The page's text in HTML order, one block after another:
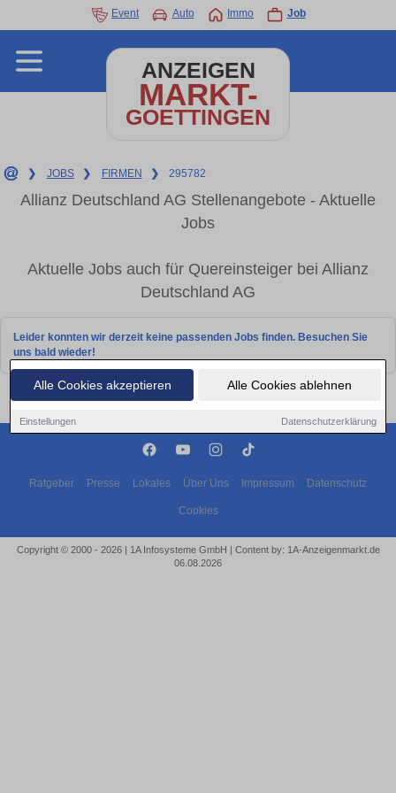
Alle Cookies akzeptieren Alle Cookies ablehnen
Einstellungen Datenschutzerklärung
Event Auto Immo Job
ANZEIGEN
MARKT-
GOETTINGEN
❯ JOBS ❯ FIRMEN ❯ 295782
Allianz Deutschland AG Stellenangebote - Aktuelle
Jobs
Aktuelle Jobs auch für Quereinsteiger bei Allianz
Deutschland AG
Leider konnten wir derzeit keine passenden Jobs finden. Besuchen Sie
uns bald wieder!
Ratgeber Presse Lokales Über Uns Impressum Datenschutz
Cookies
Copyright © 2000 - 2026 | 1A Infosysteme GmbH | Content by: 1A-Anzeigenmarkt.de
06.08.2026